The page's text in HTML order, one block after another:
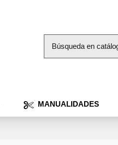
MANUALIDADES